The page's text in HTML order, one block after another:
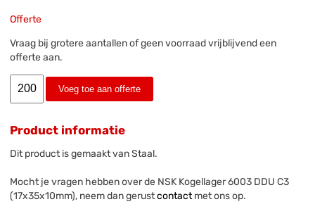
Offerte
Vraag bij grotere aantallen of geen voorraad vrijblijvend een
offerte aan.
Voeg toe aan offerte
Product informatie
Dit product is gemaakt van Staal.
Mocht je vragen hebben over de NSK Kogellager 6003 DDU C3
(17x35x10mm), neem dan gerustcontactmet ons op.